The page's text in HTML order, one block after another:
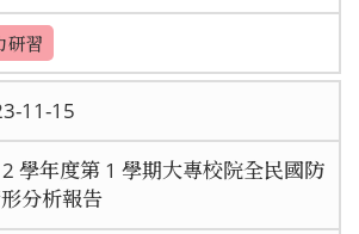
研習
11-15
學年度第 1 學期大專校院全民國防
分析報告